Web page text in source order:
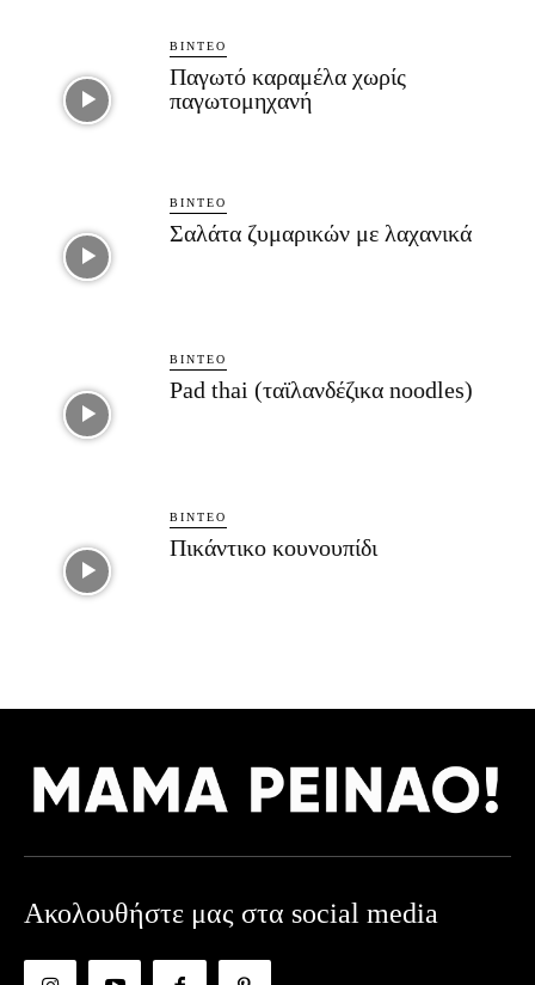
ΒΊΝΤΕΟ
Παγωτό καραμέλα χωρίς
παγωτομηχανή
ΒΊΝΤΕΟ
Σαλάτα ζυμαρικών με λαχανικά
ΒΊΝΤΕΟ
Pad thai (ταϊλανδέζικα noodles)
ΒΊΝΤΕΟ
Πικάντικο κουνουπίδι
Ακολουθήστε μας στα social media